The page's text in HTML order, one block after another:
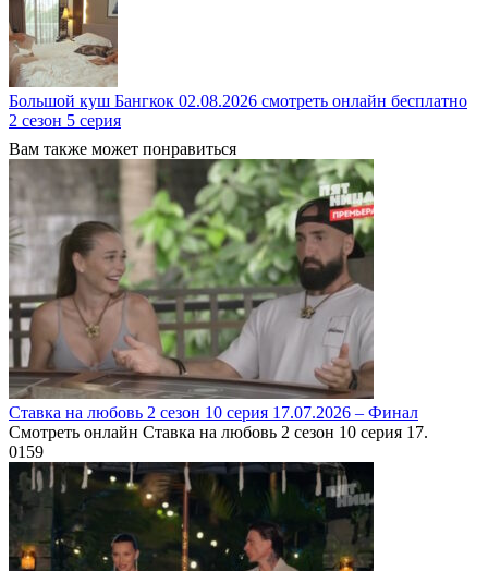
Большой куш Бангкок 02.08.2026 смотреть онлайн бесплатно
2 сезон 5 серия
Вам также может понравиться
Ставка на любовь 2 сезон 10 серия 17.07.2026 – Финал
Смотреть онлайн Ставка на любовь 2 сезон 10 серия 17.
0159